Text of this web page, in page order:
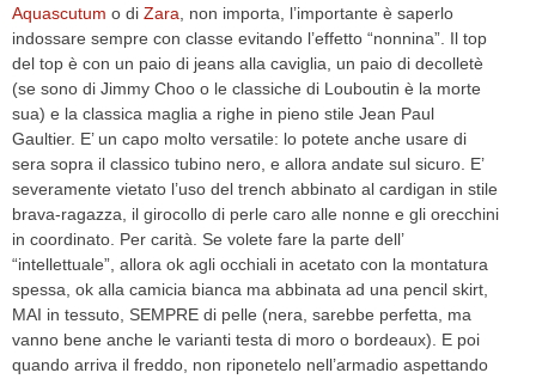
Aquascutum o di Zara , non importa, l’importante è saperlo
indossare sempre con classe evitando l’effetto “nonnina”. Il top
del top è con un paio di jeans alla caviglia, un paio di decolletè
(se sono di Jimmy Choo o le classiche di Louboutin è la morte
sua) e la classica maglia a righe in pieno stile Jean Paul
Gaultier. E’ un capo molto versatile: lo potete anche usare di
sera sopra il classico tubino nero, e allora andate sul sicuro. E’
severamente vietato l’uso del trench abbinato al cardigan in stile
brava-ragazza, il girocollo di perle caro alle nonne e gli orecchini
in coordinato. Per carità. Se volete fare la parte dell’
“intellettuale”, allora ok agli occhiali in acetato con la montatura
spessa, ok alla camicia bianca ma abbinata ad una pencil skirt,
MAI in tessuto, SEMPRE di pelle (nera, sarebbe perfetta, ma
vanno bene anche le varianti testa di moro o bordeaux). E poi
quando arriva il freddo, non riponetelo nell’armadio aspettando